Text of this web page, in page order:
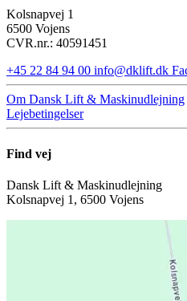
Kolsnapvej 1
6500 Vojens
CVR.nr.: 40591451
+45 22 84 94 00 info@dklift.dk
Om Dansk Lift & Maskinudlejning
Lejebetingelser
Find vej
Dansk Lift & Maskinudlejning
Kolsnapvej 1, 6500 Vojens